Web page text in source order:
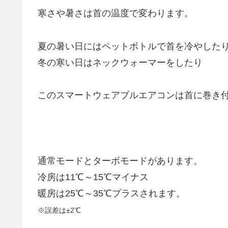
寒さや暑さは首の温度で変わります。
夏の暑い日にはペットボトルで首を冷やしたり
冬の寒い日はネックウォーマーをしたり
このスマートウェアブルエアコンは首に巻き
通常モードとターボモードがあります。
冷房は11℃～15℃マイナス
暖房は25℃～35℃プラスされます。
※誤差は±2℃